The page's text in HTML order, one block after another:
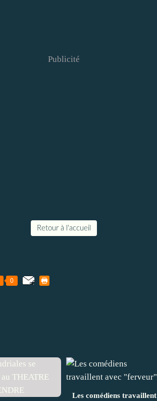
Publicité
Retour à l'accueil
0
Les comédiens travaillent